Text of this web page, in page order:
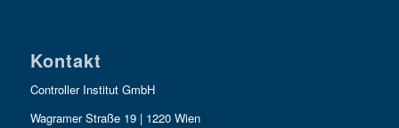
Kontakt
Controller Institut GmbH
Wagramer Straße 19 | 1220 Wien